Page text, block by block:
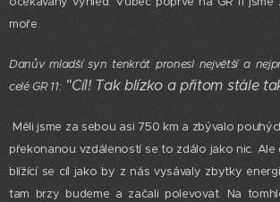
moře.
Danův mladší syn tenkrát pronesl největší a
celé GR 11:"Cíl! Tak blízko a přitom stále
Měli jsme za sebou asi 750 km a zbývalo
překonanou vzdáleností se to zdálo jako nic. Ale
blížící se cíl jako by z nás vysávaly zbytky
tam brzy budeme a začali polevovat. Na